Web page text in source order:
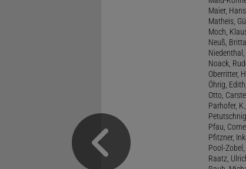
Maier,
Matheis,
Moch,
Neuß,
Noack,
Oberritter,
Öhrig,
Otto,
Parhofer,
Pfau,
Pfitzner,
Pool-
Raatz,